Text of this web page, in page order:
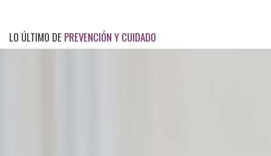
LO ÚLTIMO DE PREVENCIÓN Y CUIDADO